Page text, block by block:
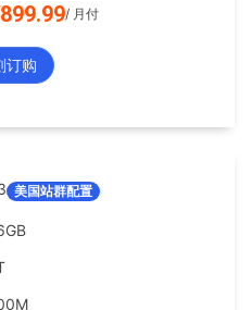
/ 月付
订购
美国站群配置